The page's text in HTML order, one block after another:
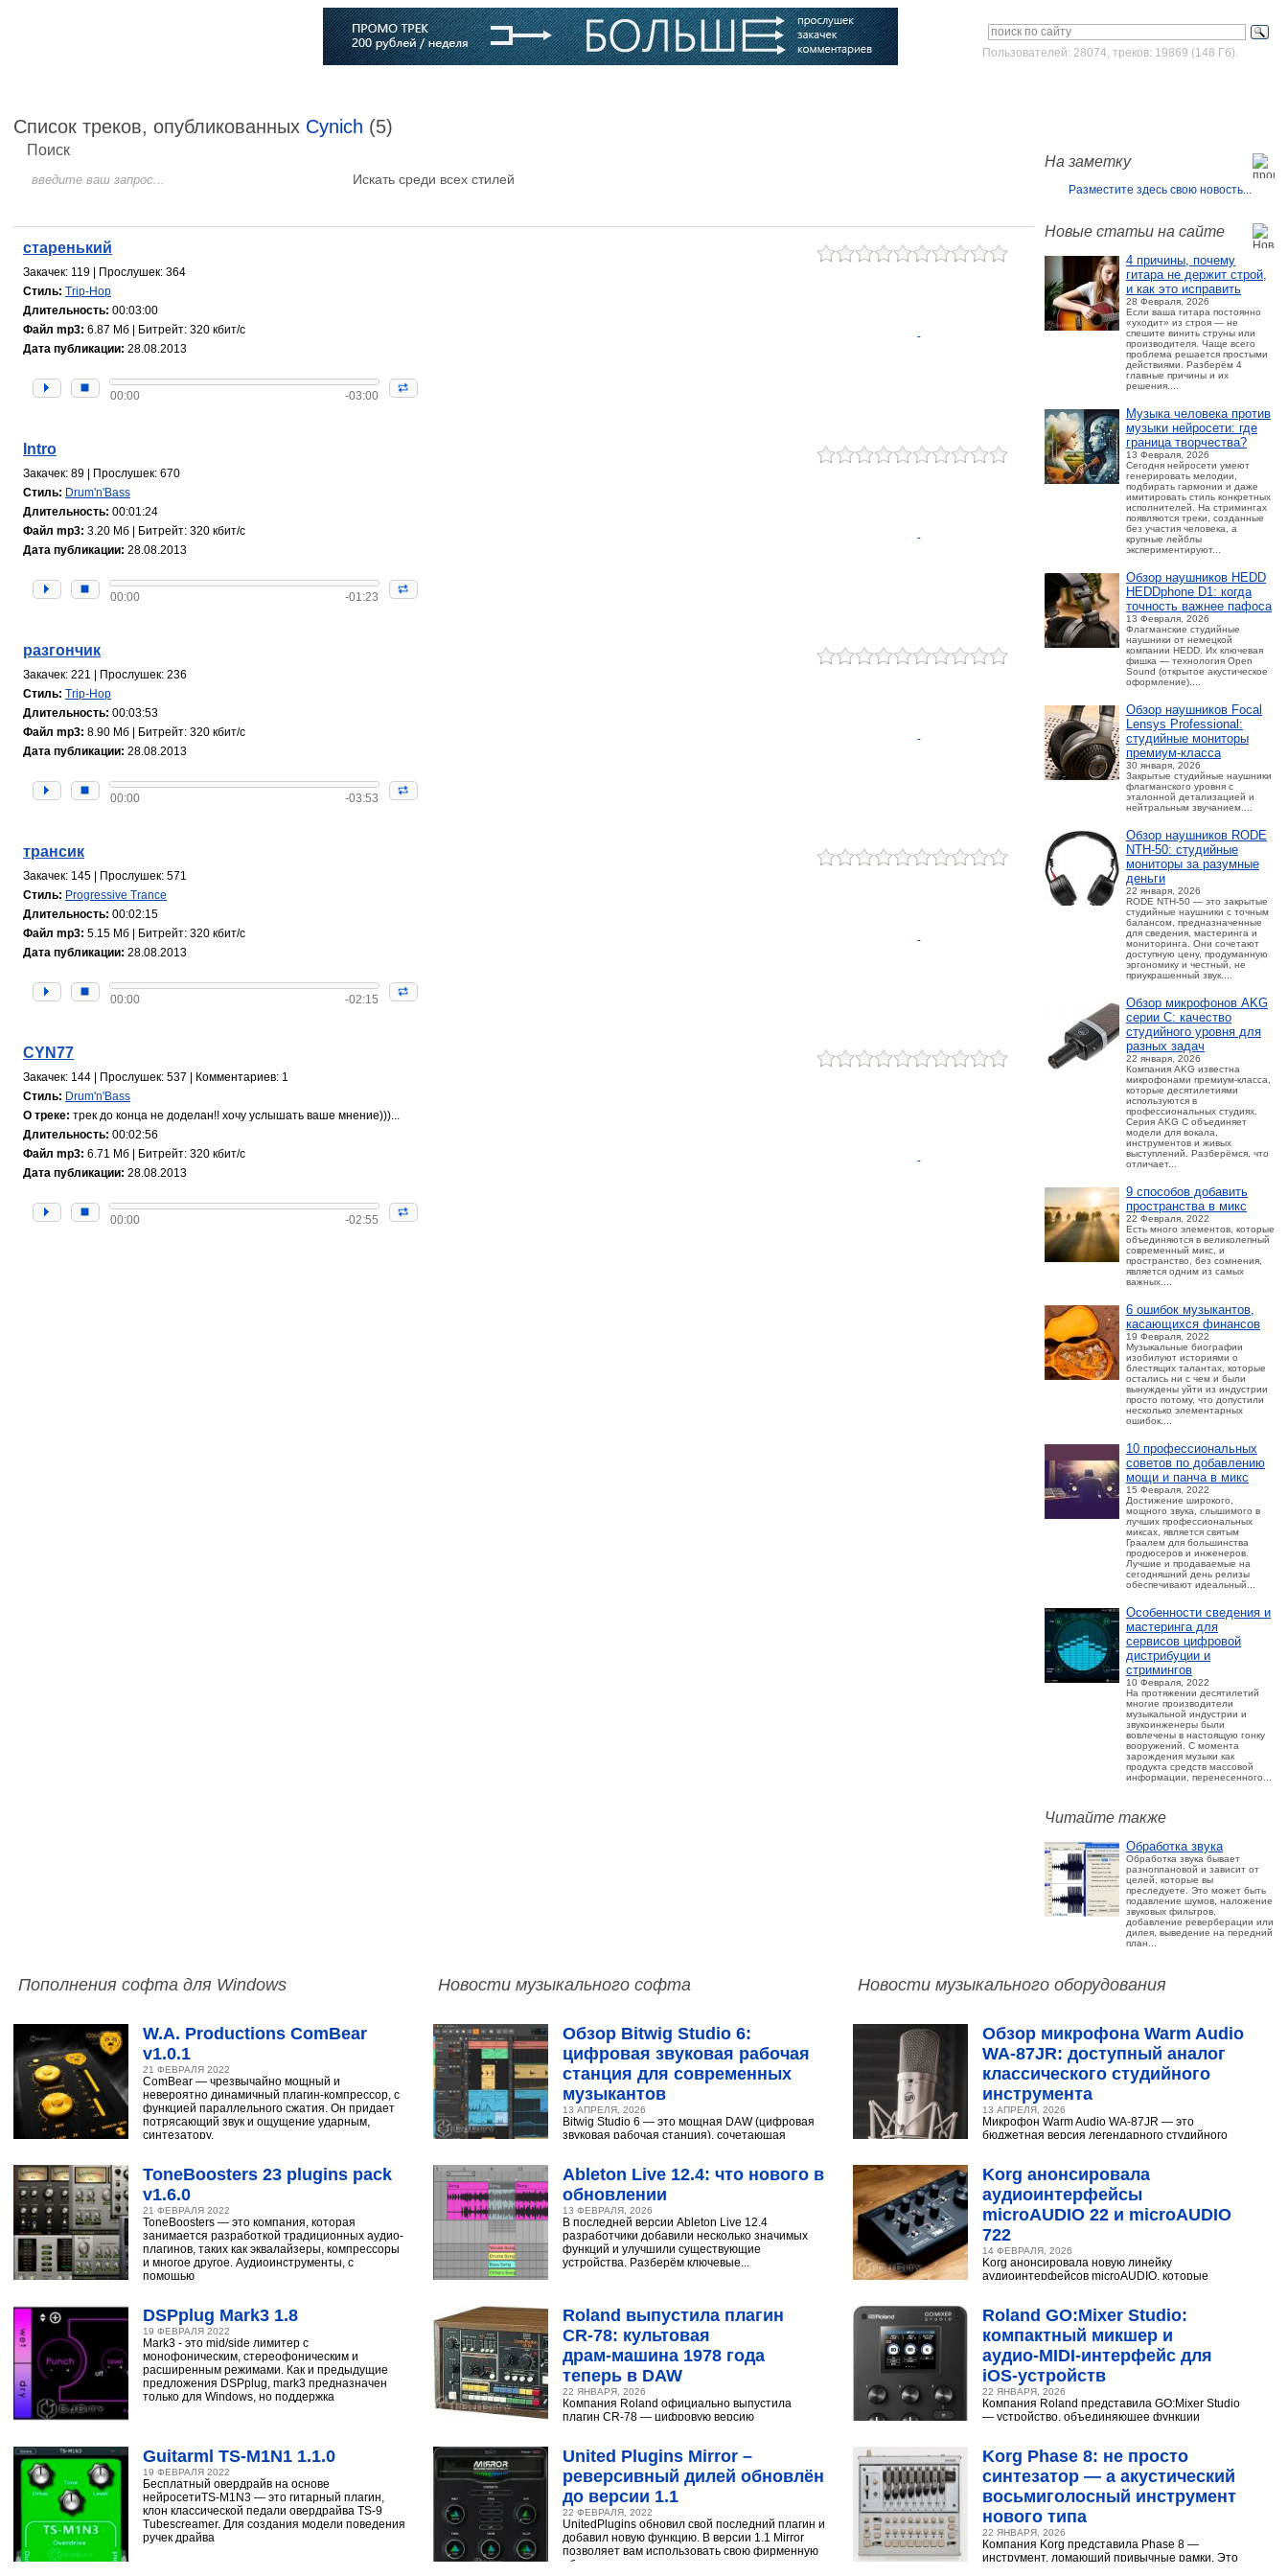
Пользователей: 28074, треков: 19869 (148 Гб).
Список треков, опубликованных Cynich (5)
На заметку
Разместите здесь свою новость...
Новые статьи на сайте
4 причины, почему
гитара не держит строй,
и как это исправить
28 Февраля, 2026
Если ваша гитара постоянно
«уходит» из строя — не
спешите винить струны или
производителя. Чаще всего
проблема решается простыми
действиями. Разберём 4
главные причины и их
решения....
Музыка человека против
музыки нейросети: где
граница творчества?
13 Февраля, 2026
Сегодня нейросети умеют
генерировать мелодии,
подбирать гармонии и даже
имитировать стиль конкретных
исполнителей. На стримингах
появляются треки, созданные
без участия человека, а
крупные лейблы
экспериментируют...
Обзор наушников HEDD
HEDDphone D1: когда
точность важнее пафоса
13 Февраля, 2026
Флагманские студийные
наушники от немецкой
компании HEDD. Их ключевая
фишка — технология Open
Sound (открытое акустическое
оформление)....
Обзор наушников Focal
Lensys Professional:
студийные мониторы
премиум‑класса
30 января, 2026
Закрытые студийные наушники
флагманского уровня с
эталонной детализацией и
нейтральным звучанием....
Обзор наушников RODE
NTH-50: студийные
мониторы за разумные
деньги
22 января, 2026
RODE NTH-50 — это закрытые
студийные наушники с точным
балансом, предназначенные
для сведения, мастеринга и
мониторинга. Они сочетают
доступную цену, продуманную
эргономику и честный, не
приукрашенный звук....
Обзор микрофонов AKG
серии C: качество
студийного уровня для
разных задач
22 января, 2026
Компания AKG известна
микрофонами премиум-класса,
которые десятилетиями
используются в
профессиональных студиях.
Серия AKG C объединяет
модели для вокала,
инструментов и живых
выступлений. Разберёмся, что
отличает...
9 способов добавить
пространства в микс
22 Февраля, 2022
Есть много элементов, которые
объединяются в великолепный
современный микс, и
пространство, без сомнения,
является одним из самых
важных....
6 ошибок музыкантов,
касающихся финансов
19 Февраля, 2022
Музыкальные биографии
изобилуют историями о
блестящих талантах, которые
остались ни с чем и были
вынуждены уйти из индустрии
просто потому, что допустили
несколько элементарных
ошибок....
10 профессиональных
советов по добавлению
мощи и панча в микс
15 Февраля, 2022
Достижение широкого,
мощного звука, слышимого в
лучших профессиональных
миксах, является святым
Граалем для большинства
продюсеров и инженеров.
Лучшие и продаваемые на
сегодняшний день релизы
обеспечивают идеальный...
Особенности сведения и
мастеринга для
сервисов цифровой
дистрибуции и
стримингов
10 Февраля, 2022
На протяжении десятилетий
многие производители
музыкальной индустрии и
звукоинженеры были
вовлечены в настоящую гонку
вооружений. С момента
зарождения музыки как
продукта средств массовой
информации, перенесенного...
Читайте также
Обработка звука
Обработка звука бывает
разноплановой и зависит от
целей, которые вы
преследуете. Это может быть
подавление шумов, наложение
звуковых фильтров,
добавление реверберации или
дилея, выведение на передний
план...
Поиск
Искать среди всех стилей
старенький
Закачек: 119 | Прослушек: 364
Стиль: Trip-Hop
Длительность: 00:03:00
Файл mp3: 6.87 Мб | Битрейт: 320 кбит/с
Дата публикации: 28.08.2013
00:00 -03:00
Intro
Закачек: 89 | Прослушек: 670
Стиль: Drum'n'Bass
Длительность: 00:01:24
Файл mp3: 3.20 Мб | Битрейт: 320 кбит/с
Дата публикации: 28.08.2013
00:00 -01:23
разгончик
Закачек: 221 | Прослушек: 236
Стиль: Trip-Hop
Длительность: 00:03:53
Файл mp3: 8.90 Мб | Битрейт: 320 кбит/с
Дата публикации: 28.08.2013
00:00 -03:53
трансик
Закачек: 145 | Прослушек: 571
Стиль: Progressive Trance
Длительность: 00:02:15
Файл mp3: 5.15 Мб | Битрейт: 320 кбит/с
Дата публикации: 28.08.2013
00:00 -02:15
CYN77
Закачек: 144 | Прослушек: 537 | Комментариев: 1
Стиль: Drum'n'Bass
О треке: трек до конца не доделан!! хочу услышать ваше мнение)))...
Длительность: 00:02:56
Файл mp3: 6.71 Мб | Битрейт: 320 кбит/с
Дата публикации: 28.08.2013
00:00 -02:55
Пополнения софта для Windows
W.A. Productions ComBear
v1.0.1
21 ФЕВРАЛЯ 2022
ComBear — чрезвычайно мощный и
невероятно динамичный плагин-компрессор, с
функцией параллельного сжатия. Он придает
потрясающий звук и ощущение ударным,
синтезатору,
ToneBoosters 23 plugins pack
v1.6.0
21 ФЕВРАЛЯ 2022
ToneBoosters — это компания, которая
занимается разработкой традиционных аудио-
плагинов, таких как эквалайзеры, компрессоры
и многое другое. Аудиоинструменты, с
помощью
DSPplug Mark3 1.8
19 ФЕВРАЛЯ 2022
Mark3 - это mid/side лимитер с
монофоническим, стереофоническим и
расширенным режимами. Как и предыдущие
предложения DSPplug, mark3 предназначен
только для Windows, но поддержка
Guitarml TS-M1N1 1.1.0
19 ФЕВРАЛЯ 2022
Бесплатный овердрайв на основе
нейросетиTS-M1N3 — это гитарный плагин,
клон классической педали овердрайва TS-9
Tubescreamer. Для создания модели поведения
ручек драйва
Новости музыкального софта
Обзор Bitwig Studio 6:
цифровая звуковая рабочая
станция для современных
музыкантов
13 АПРЕЛЯ, 2026
Bitwig Studio 6 — это мощная DAW (цифровая
звуковая рабочая станция), сочетающая
Ableton Live 12.4: что нового в
обновлении
13 ФЕВРАЛЯ, 2026
В последней версии Ableton Live 12.4
разработчики добавили несколько значимых
функций и улучшили существующие
устройства. Разберём ключевые...
Roland выпустила плагин
CR‑78: культовая
драм‑машина 1978 года
теперь в DAW
22 ЯНВАРЯ, 2026
Компания Roland официально выпустила
плагин CR-78 — цифровую версию
United Plugins Mirror –
реверсивный дилей обновлён
до версии 1.1
22 ФЕВРАЛЯ, 2022
UnitedPlugins обновил свой последний плагин и
добавил новую функцию. В версии 1.1 Mirror
позволяет вам использовать свою фирменную
обратную...
Новости музыкального оборудования
Обзор микрофона Warm Audio
WA‑87JR: доступный аналог
классического студийного
инструмента
13 АПРЕЛЯ, 2026
Микрофон Warm Audio WA‑87JR — это
бюджетная версия легендарного студийного
Korg анонсировала
аудиоинтерфейсы
microAUDIO 22 и microAUDIO
722
14 ФЕВРАЛЯ, 2026
Korg анонсировала новую линейку
аудиоинтерфейсов microAUDIO, которые
Roland GO:Mixer Studio:
компактный микшер и
аудио‑MIDI‑интерфейс для
iOS‑устройств
22 ЯНВАРЯ, 2026
Компания Roland представила GO:Mixer Studio
— устройство, объединяющее функции
Korg Phase 8: не просто
синтезатор — а акустический
восьмиголосный инструмент
нового типа
22 ЯНВАРЯ, 2026
Компания Korg представила Phase 8 —
инструмент, ломающий привычные рамки. Это